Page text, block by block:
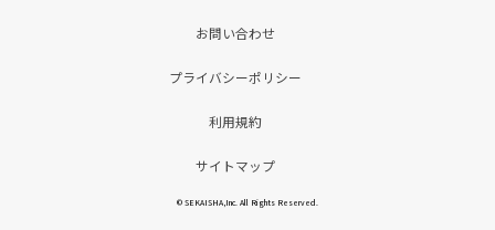
お問い合わせ
プライバシーポリシー
利用規約
サイトマップ
© SEKAISHA,Inc. All Rights Reserved.